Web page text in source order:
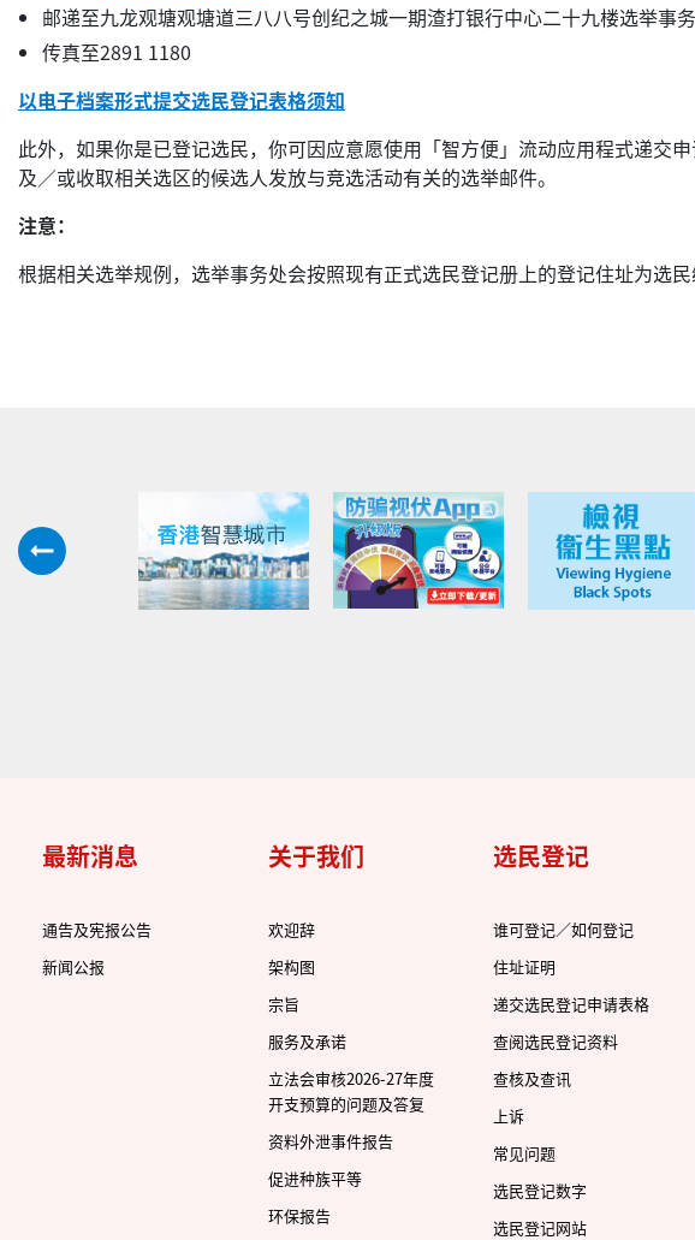
邮递至九龙观塘观塘道三八八号创纪之城一期渣打银行中心二十九楼选举事
传真至2891 1180
以电子档案形式提交选民登记表格须知
此外，如果你是已登记选民，你可因应意愿使用「智方便」流动应用程式递交
及／或收取相关选区的候选人发放与竞选活动有关的选举邮件。
注意：
根据相关选举规例，选举事务处会按照现有正式选民登记册上的登记住址为选民
最新消息
通告及宪报公告
新闻公报
关于我们
欢迎辞
架构图
宗旨
服务及承诺
立法会审核2026-27年度
开支预算的问题及答复
资料外泄事件报告
促进种族平等
环保报告
选民登记
谁可登记／如何登记
住址证明
递交选民登记申请表格
查阅选民登记资料
查核及查讯
上诉
常见问题
选民登记数字
选民登记网站